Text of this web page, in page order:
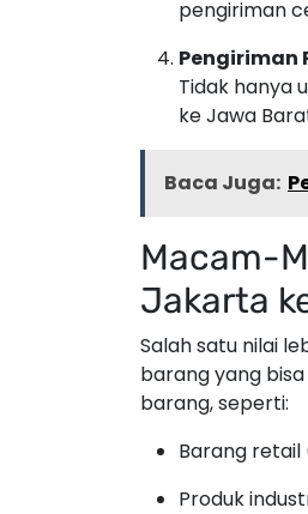
pengiriman
Pengiriman
Tidak hanya
ke Jawa
Baca Juga:
Macam-
Jakarta
Salah satu nilai
barang yang
barang, seperti:
Barang
Produk